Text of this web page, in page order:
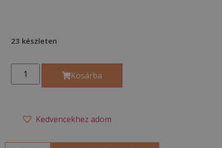
23 készleten
Kosárba
Kedvencekhez adom